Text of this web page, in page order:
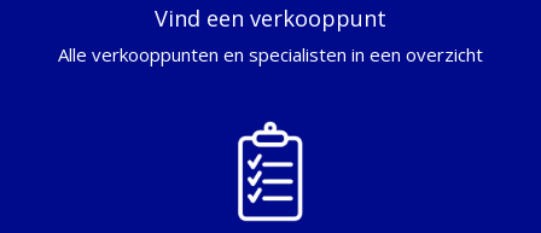
Vind een verkooppunt
Alle verkooppunten en specialisten in een overzicht